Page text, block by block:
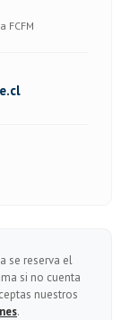
FCFM
se reserva el
si no cuenta
nuestros
.